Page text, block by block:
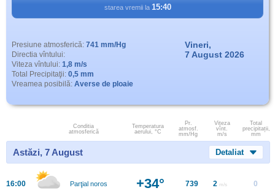
starea vremii la 15:40
Presiune atmosferică: 741 mm/Hg
Directia vîntului:
Viteza vîntului: 1,8 m/s
Total Precipitaţii: 0,5 mm
Vreamea posibilă: Averse de ploaie
Vineri,
7 August 2026
Conditia
atmosferică
Temperatura
aerului, °C
Pr.
atmosf.
mm/Hg
Viteza
vînt.
m/s
Total
precipitații,
mm
Astăzi, 7 August Detaliat
16:00 Parţial noros +34° 739 2 m/s 0